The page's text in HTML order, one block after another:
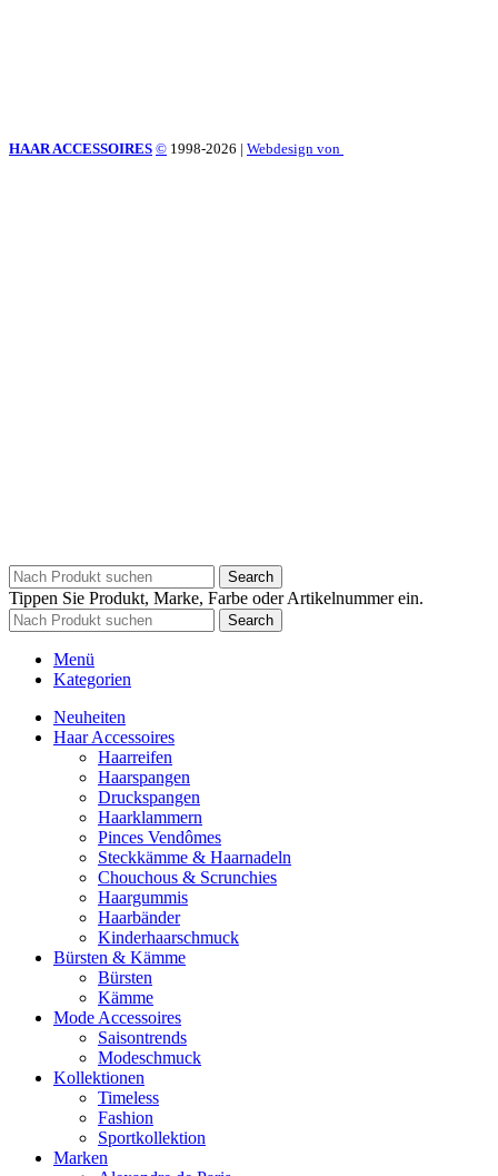
HAAR ACCESSOIRES © 1998-2026 | Webdesign von
Search
Tippen Sie Produkt, Marke, Farbe oder Artikelnummer ein.
Search
Menü
Kategorien
Neuheiten
Haar Accessoires
Haarreifen
Haarspangen
Druckspangen
Haarklammern
Pinces Vendômes
Steckkämme & Haarnadeln
Chouchous & Scrunchies
Haargummis
Haarbänder
Kinderhaarschmuck
Bürsten & Kämme
Bürsten
Kämme
Mode Accessoires
Saisontrends
Modeschmuck
Kollektionen
Timeless
Fashion
Sportkollektion
Marken